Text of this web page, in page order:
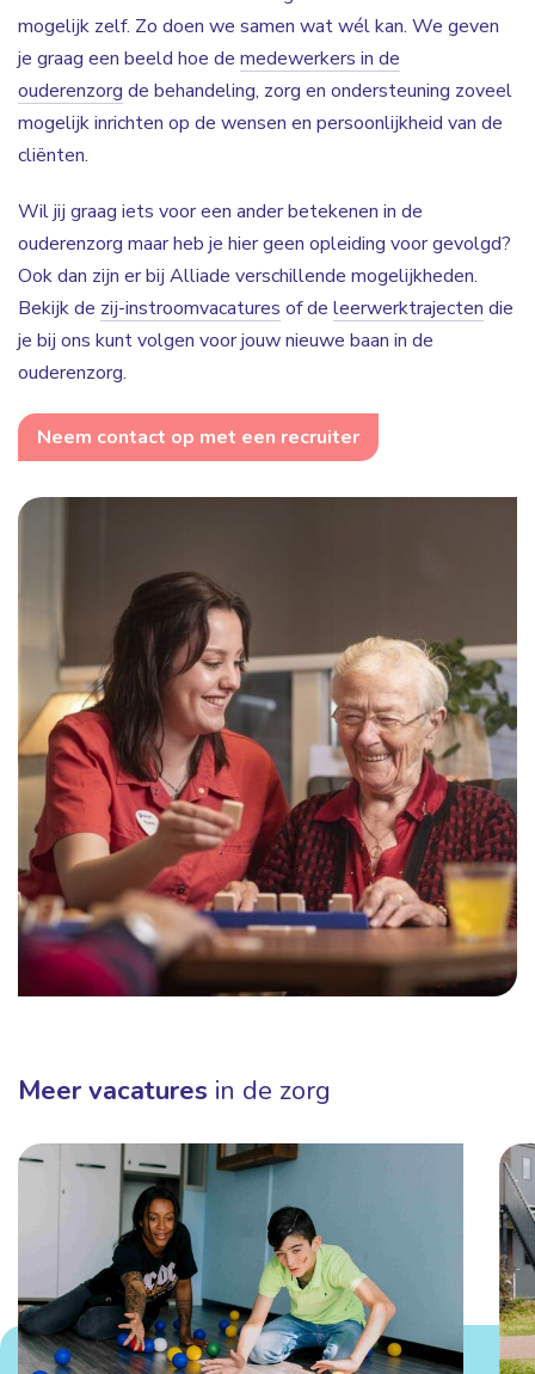
mogelijk zelf. Zo doen we samen wat wél kan. We geven
je graag een beeld hoe de medewerkers in de
ouderenzorg de behandeling, zorg en ondersteuning zoveel
mogelijk inrichten op de wensen en persoonlijkheid van de
cliënten.
Wil jij graag iets voor een ander betekenen in de
ouderenzorg maar heb je hier geen opleiding voor gevolgd?
Ook dan zijn er bij Alliade verschillende mogelijkheden.
Bekijk de zij-instroomvacatures of de leerwerktrajecten die
je bij ons kunt volgen voor jouw nieuwe baan in de
ouderenzorg.
Neem contact op met een recruiter
Meer vacatures in de zorg